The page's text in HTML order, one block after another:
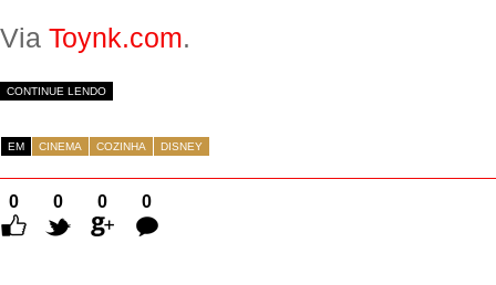
Via Toynk.com.
CONTINUE LENDO
EM CINEMA COZINHA DISNEY
0 0 0
0
Comentários